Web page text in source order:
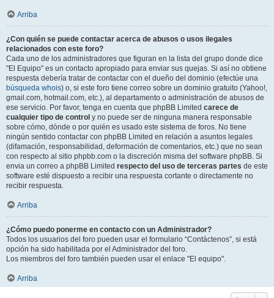
Arriba
¿Con quién se puede contactar acerca de abusos o usos ilegales
relacionados con este foro?
Cada uno de los administradores que figuran en la lista del grupo donde dice
"El Equipo" es un contacto apropiado para enviar sus quejas. Si así no obtiene
respuesta debería tratar de contactar con el dueño del dominio (efectúe una
búsqueda whois) o, si este foro tiene correo sobre un dominio gratuito (Yahoo!,
gmail.com, hotmail.com, etc.), al departamento o administración de abusos de
ese servicio. Por favor, tenga en cuenta que phpBB Limited carece de
cualquier tipo de control y no puede ser de ninguna manera responsable
sobre cómo, dónde o por quién es usado este sistema de foros. No tiene
ningún sentido contactar con phpBB Limited en relación a asuntos legales
(difamación, responsabilidad, deformación de comentarios, etc.) que no sean
con respecto al sitio phpbb.com o la discreción misma del software phpBB. Si
envia un correo a phpBB Limited respecto del uso de terceras partes de este
software esté dispuesto a recibir una respuesta cortante o directamente no
recibir respuesta.
Arriba
¿Cómo puedo ponerme en contacto con un Administrador?
Todos los usuarios del foro pueden usar el formulario “Contáctenos”, si está
opción ha sido habilitada por el Administrador del foro.
Los miembros del foro también pueden usar el enlace "El equipo".
Arriba